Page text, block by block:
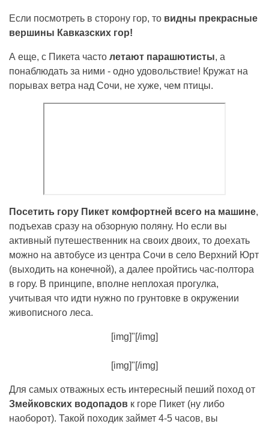
Если посмотреть в сторону гор, то видны прекрасные
вершины Кавказских гор!
А еще, с Пикета часто летают парашютисты, а
понаблюдать за ними - одно удовольствие! Кружат на
порывах ветра над Сочи, не хуже, чем птицы.
Посетить гору Пикет комфортней всего на машине,
подъехав сразу на обзорную поляну. Но если вы
активный путешественник на своих двоих, то доехать
можно на автобусе из центра Сочи в село Верхний Юрт
(выходить на конечной), а далее пройтись час-полтора
в гору. В принципе, вполне неплохая прогулка,
учитывая что идти нужно по грунтовке в окружении
живописного леса.
[img]"[/img]
[img]"[/img]
Для самых отважных есть интересный пеший поход от
Змейковских водопадов к горе Пикет (ну либо
наоборот). Такой походик займет 4-5 часов, вы